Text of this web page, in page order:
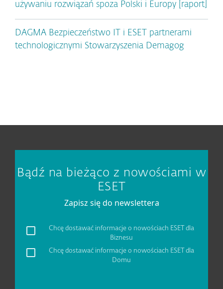
używaniu rozwiązań spoza Polski i Europy [raport]
DAGMA Bezpieczeństwo IT i ESET partnerami
technologicznymi Stowarzyszenia Demagog